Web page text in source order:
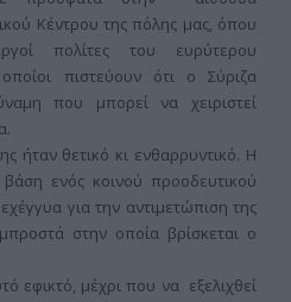
Κέντρου της πόλης μας, όπου
πολίτες του ευρύτερου
πιστεύουν ότι ο Σύριζα
που μπορεί να χειριστεί
ήταν θετικό κι ενθαρρυντικό. Η
ενός κοινού προοδευτικού
για την αντιμετώπιση της
στην οποία βρίσκεται ο
εφικτό, μέχρι που να εξελιχθεί